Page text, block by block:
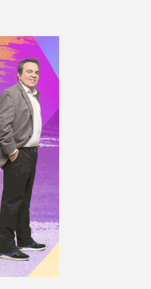
τα
φίλους
με
έζησε
ταινίες
όχι και
σύνορα
φορές
στην
(αφού
αν όχι και